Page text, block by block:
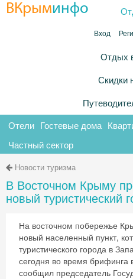
ВКрыминфо
Вход
Отдых
Скидки
Отели Гостевые дома
Частный сектор
Новости туризма
В Восточном Крыму
новый туристический
На восточном побережье
новый населенный пункт,
туристического города в
сегодня во время брифинга
сообщил председатель